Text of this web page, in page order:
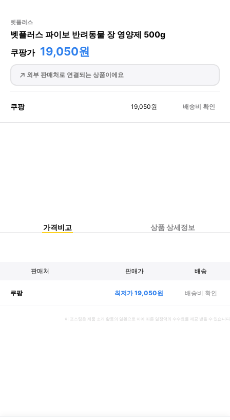
벳플러스
벳플러스 파이보 반려동물 장 영양제 500g
쿠팡가 19,050원
외부 판매처로 연결되는 상품이에요
쿠팡 19,050원 배송비 확인
가격비교 상품 상세정보
판매처 판매가 배송
쿠팡 최저가19,050원 배송비 확인
이 포스팅은 제품 소개 활동의 일환으로 이에 따른 일정액의 수수료를 제공 받을 수 있습니다